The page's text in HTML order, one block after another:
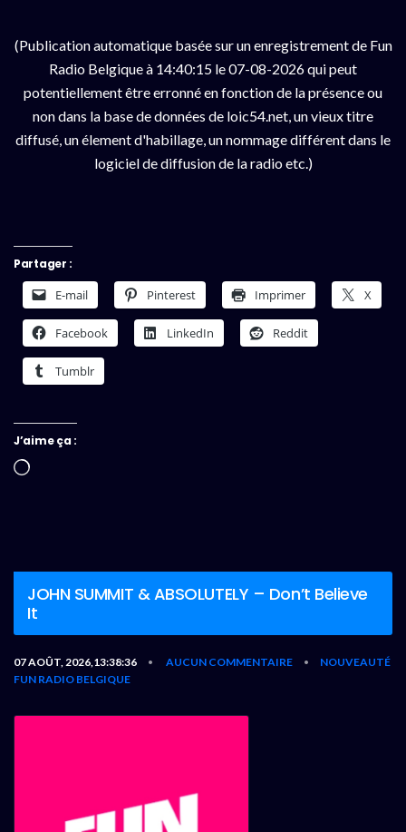
(Publication automatique basée sur un enregistrement de Fun
Radio Belgique à 14:40:15 le 07-08-2026 qui peut
potentiellement être erronné en fonction de la présence ou
non dans la base de données de loic54.net, un vieux titre
diffusé, un élement d'habillage, un nommage différent dans le
logiciel de diffusion de la radio etc.)
Partager :
E-mail Pinterest Imprimer X
Facebook LinkedIn Reddit
Tumblr
J’aime ça :
Chargement…
JOHN SUMMIT & ABSOLUTELY – Don’t Believe
It
07 AOÛT, 2026,13:38:36 • AUCUN COMMENTAIRE •
NOUVEAUTÉ
FUN RADIO BELGIQUE